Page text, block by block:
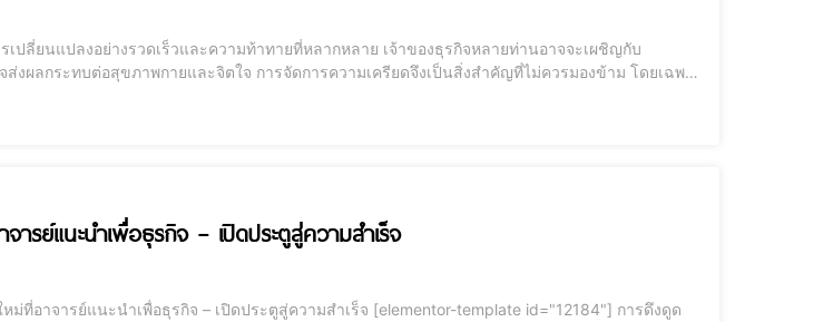
เปลี่ยนแปลงอย่างรวดเร็วและความท้าทายที่หลากหลาย เจ้าของธุรกิจหลายท่านอาจจะเผชิญกับ
ส่งผลกระทบต่อสุขภาพกายและจิตใจ การจัดการความเครียดจึงเป็นสิ่งสำคัญที่ไม่ควรมองข้าม โดยเฉพาะ
ารย์แนะนำเพื่อธุรกิจ – เปิดประตูสู่ความสำเร็จ
เพื่อธุรกิจ – เปิดประตูสู่ความสำเร็จ [elementor-template id="12184"] การดึงดูด